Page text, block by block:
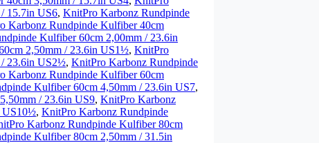
15.7in US6, KnitPro Karbonz Rundpinde
Karbonz Rundpinde Kulfiber 40cm
Kulfiber 60cm 2,00mm / 23.6in
2,50mm / 23.6in US1½, KnitPro
/ 23.6in US2½, KnitPro Karbonz Rundpinde
Karbonz Rundpinde Kulfiber 60cm
Kulfiber 60cm 4,50mm / 23.6in US7,
/ 23.6in US9, KnitPro Karbonz
US10½, KnitPro Karbonz Rundpinde
Karbonz Rundpinde Kulfiber 80cm
Kulfiber 80cm 2,50mm / 31.5in